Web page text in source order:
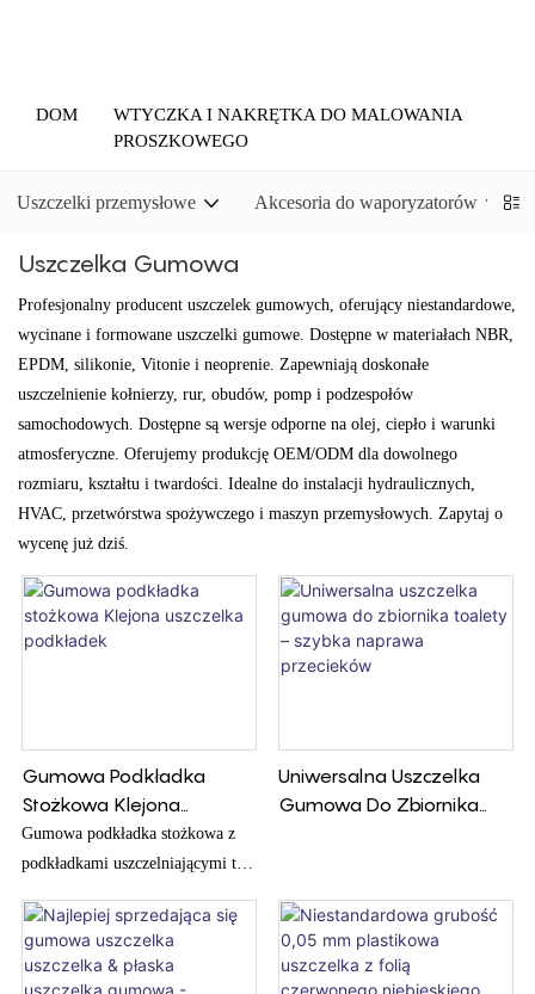
DOM
WTYCZKA I NAKRĘTKA DO MALOWANIA
PROSZKOWEGO
Uszczelki przemysłowe Akcesoria do waporyzatorów
Uszczelka Gumowa
Profesjonalny producent uszczelek gumowych, oferujący niestandardowe,
wycinane i formowane uszczelki gumowe. Dostępne w materiałach NBR,
EPDM, silikonie, Vitonie i neoprenie. Zapewniają doskonałe
uszczelnienie kołnierzy, rur, obudów, pomp i podzespołów
samochodowych. Dostępne są wersje odporne na olej, ciepło i warunki
atmosferyczne. Oferujemy produkcję OEM/ODM dla dowolnego
rozmiaru, kształtu i twardości. Idealne do instalacji hydraulicznych,
HVAC, przetwórstwa spożywczego i maszyn przemysłowych. Zapytaj o
wycenę już dziś.
Gumowa Podkładka
Stożkowa Klejona
Uszczelka Podkładek
Gumowa podkładka stożkowa z
podkładkami uszczelniającymi to
która ma połączony gumowy
stożek pośrodku, zapewniając
bezpieczne i niezawodne
Uniwersalna Uszczelka
Gumowa Do Zbiornika